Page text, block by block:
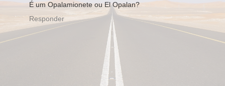
É um Opalamionete ou El Opalan?
Responder